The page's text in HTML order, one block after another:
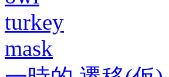
turkey
mask